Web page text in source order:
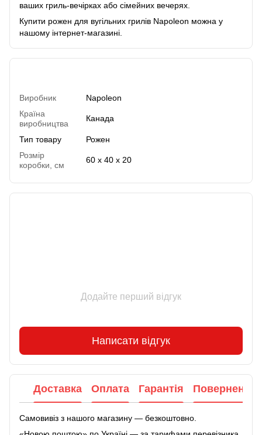
ваших гриль-вечірках або сімейних вечерях.
Купити рожен для вугільних грилів Napoleon можна у
нашому інтернет-магазині.
Виробник
Napoleon
Країна
виробництва
Канада
Тип товару
Рожен
Розмір
коробки, см
60 х 40 х 20
Додайте перший відгук
Написати відгук
Доставка Оплата Гарантія Повернення
Самовивіз з нашого магазину — безкоштовно.